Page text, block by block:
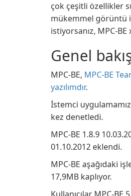
çok çeşitli özellikler
mükemmel görüntü
istiyorsanız, MPC-
Genel
MPC-BE, MPC-BE
yazılımdır.
İstemci uygulamamız
kez denetledi.
MPC-BE 1.8.9
01.10.2012 eklendi.
MPC-BE aşağıdaki
17,9MB kaplıyor.